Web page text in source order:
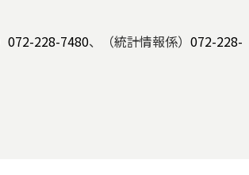
072-228-7480、（統計情報係） 072-228-